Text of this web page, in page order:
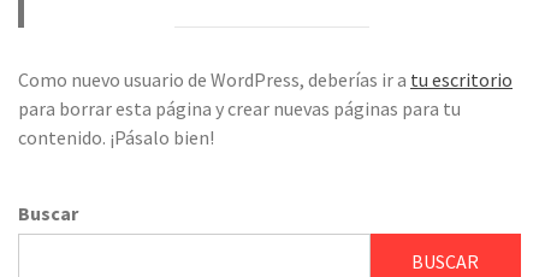
Como nuevo usuario de WordPress, deberías ir a tu escritorio
para borrar esta página y crear nuevas páginas para tu
contenido. ¡Pásalo bien!
Buscar
BUSCAR